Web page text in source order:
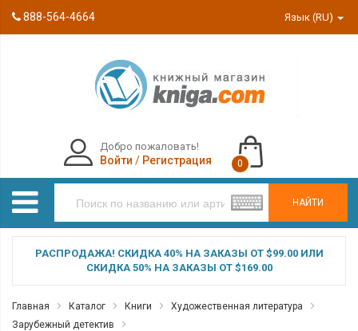
888-564-4664 Язык (RU)
НАЙТИ
Добро пожаловать!
Войти / Регистрация 0
РАСПРОДАЖА! СКИДКА 40% НА ЗАКАЗЫ ОТ $99.00 ИЛИ
СКИДКА 50% НА ЗАКАЗЫ ОТ $169.00
Главная Каталог Книги
Художественная литература
Зарубежный детектив